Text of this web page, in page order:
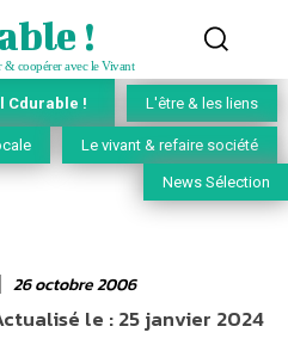
!
& coopérer avec le Vivant
Cdurable ! L'être & les liens
Le vivant & refaire société
News Sélection
26 octobre 2006
le :25 janvier 2024